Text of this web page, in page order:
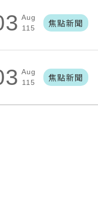
Aug
115
焦點新聞
Aug
115
焦點新聞